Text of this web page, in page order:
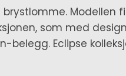
Modellen
som med
Eclipse